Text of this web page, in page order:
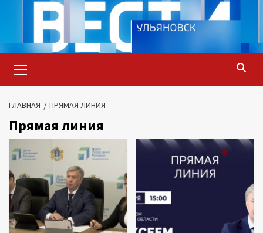
содержимому
меню
ГЛАВНАЯ ПРЯМАЯ ЛИНИЯ
Прямая линия